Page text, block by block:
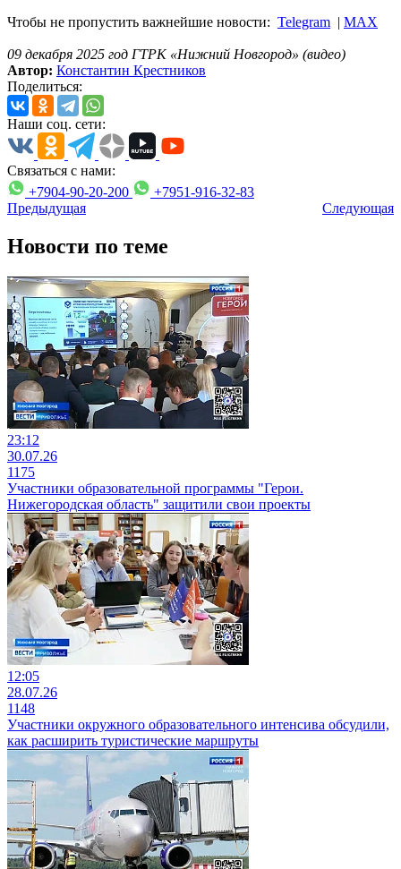
Чтобы не пропустить важнейшие новости: Telegram | MAX
09 декабря 2025 год ГТРК «Нижний Новгород» (видео)
Автор: Константин Крестников
Поделиться:
Наши соц. сети:
Связаться с нами:
+7904-90-20-200
+7951-916-32-83
Предыдущая
Следующая
Новости по теме
23:12
30.07.26
1175
Участники образовательной программы "Герои.
Нижегородская область" защитили свои проекты
12:05
28.07.26
1148
Участники окружного образовательного интенсива обсудили,
как расширить туристические маршруты